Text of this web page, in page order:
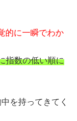
的に一瞬でわか
指数の低い順に
を持ってきてく